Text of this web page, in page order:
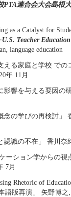
PTA連合会大会島根
as a Catalyst for
U.S. Teacher
language education
える家庭と学校 で
年 11月
影響を与える要因の
念の学びの再検討」
認識の不在」 香川
ーション学からの
7月
Rhetoric of
本語版再演」 矢野